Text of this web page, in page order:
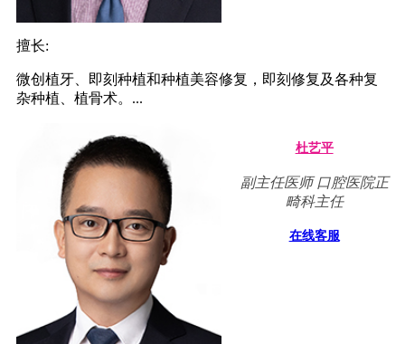
擅长:
微创植牙、即刻种植和种植美容修复，即刻修复及各种复
杂种植、植骨术。...
杜艺平
副主任医师 口腔医院正
畸科主任
在线客服